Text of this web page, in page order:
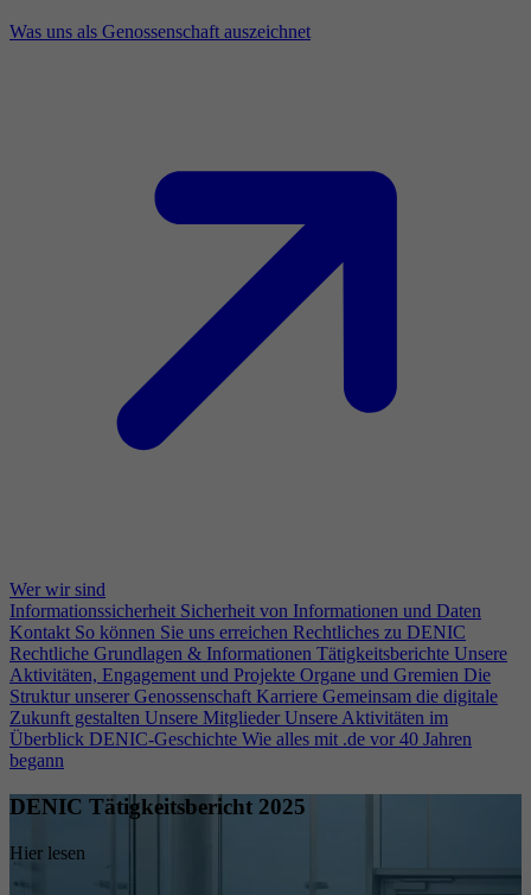
Was uns als Genossenschaft auszeichnet
Wer wir sind
Informationssicherheit Sicherheit von Informationen und Daten
Kontakt So können Sie uns erreichen Rechtliches zu DENIC
Rechtliche Grundlagen & Informationen Tätigkeitsberichte Unsere
Aktivitäten, Engagement und Projekte Organe und Gremien Die
Struktur unserer Genossenschaft Karriere Gemeinsam die digitale
Zukunft gestalten Unsere Mitglieder Unsere Aktivitäten im
Überblick DENIC-Geschichte Wie alles mit .de vor 40 Jahren
begann
DENIC Tätigkeitsbericht 2025
Hier lesen